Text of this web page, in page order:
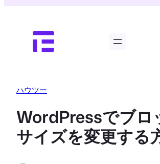
ハウツー
WordPressでブロ
サイズを変更する